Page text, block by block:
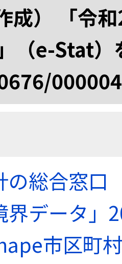
成） 「令
（e-Stat）
の総合窓口
界データ」
市区町